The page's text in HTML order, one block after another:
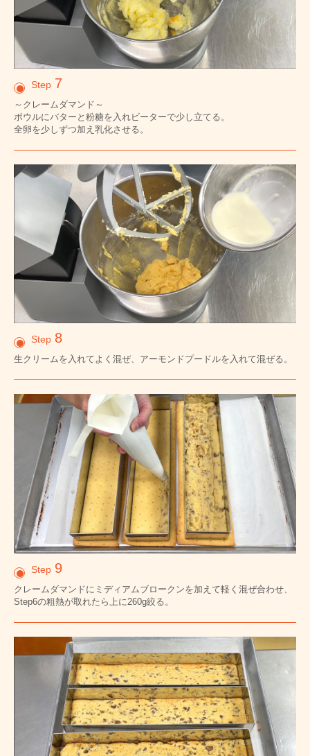
Step 7
～クレームダマンド～
ボウルにバターと粉糖を入れビーターで少し立てる。
全卵を少しずつ加え乳化させる。
Step 8
生クリームを入れてよく混ぜ、アーモンドプードルを入れて混ぜる。
Step 9
クレームダマンドにミディアムブロークンを加えて軽く混ぜ合わせ、
Step6の粗熱が取れたら上に260g絞る。